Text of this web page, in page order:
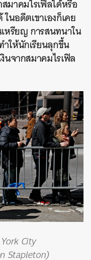
มาคมไรเฟิลได้หรือ
นอดีตเขาเองก็เคย
หรียญ การสนทนาใน
ให้นักเรียนลุกขึ้น
นจากสมาคมไรเฟิล
City
Stapleton)